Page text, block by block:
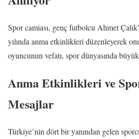
Spor camiası, genç futbolcu Ahmet
yılında anma etkinlikleri düzenleyerek
oyuncunun vefatı, spor dünyasında
Anma Etkinlikleri ve
Mesajlar
Türkiye’nin dört bir yanından gelen